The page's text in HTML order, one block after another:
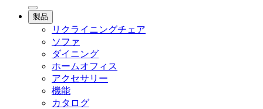
製品
リクライニングチェア
ソファ
ダイニング
ホームオフィス
アクセサリー
機能
カタログ